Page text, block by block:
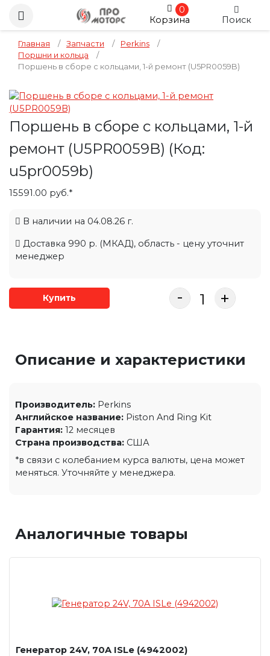
0
Корзина
Поиск
Главная / Запчасти / Perkins
/
Поршни и кольца
/
Поршень в сборе с кольцами, 1-й ремонт (U5PR0059B)
Поршень в сборе с кольцами, 1-й
ремонт (U5PR0059B) (Код:
u5pr0059b)
15591.00 руб.*
В наличии на 04.08.26 г.
Доставка 990 р. (МКАД), область - цену уточнит
менеджер
Купить - +
Описание и характеристики
Производитель: Perkins
Английское название: Piston And Ring Kit
Гарантия: 12 месяцев
Страна производства: США
*в связи с колебанием курса валюты, цена может
меняться. Уточняйте у менеджера.
Аналогичные товары
Генератор 24V, 70A ISLe (4942002)